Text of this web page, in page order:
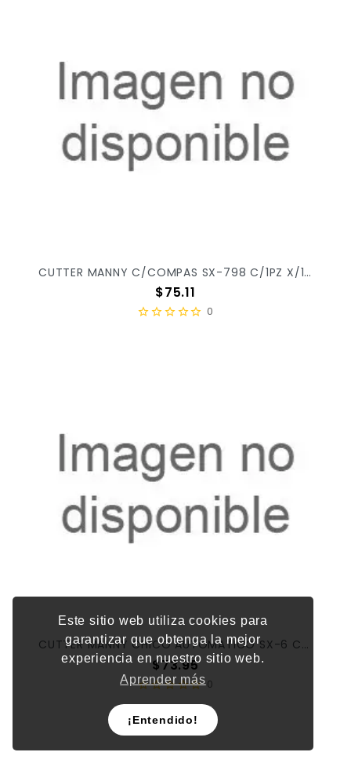
Este sitio web utiliza cookies para
garantizar que obtenga la mejor
experiencia en nuestro sitio web.
Aprender más
¡Entendido!
CUTTER MANNY C/COMPAS SX-798 C/1PZ X/144
Precio
$75.11
0
CUTTER MANNY CHICO AUTOMATICO SX-6 C/12PZ X/96
Precio
$73.95
0